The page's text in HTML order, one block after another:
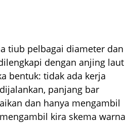
tiub pelbagai diameter dan
dengan anjing laut
bentuk: tidak ada kerja
panjang bar
dan hanya mengambil
kira skema warna